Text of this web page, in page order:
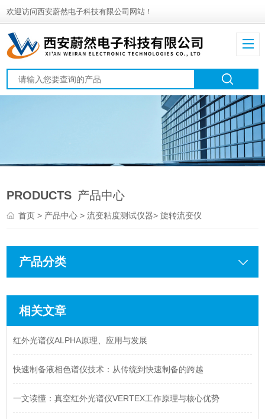
欢迎访问西安蔚然电子科技有限公司网站！
PRODUCTS 产品中心
首页> 产品中心>流变粘度测试仪器>旋转流变仪
产品分类
相关文章
红外光谱仪ALPHA原理、应用与发展
快速制备液相色谱仪技术：从传统到快速制备的跨越
一文读懂：真空红外光谱仪VERTEX工作原理与核心优势